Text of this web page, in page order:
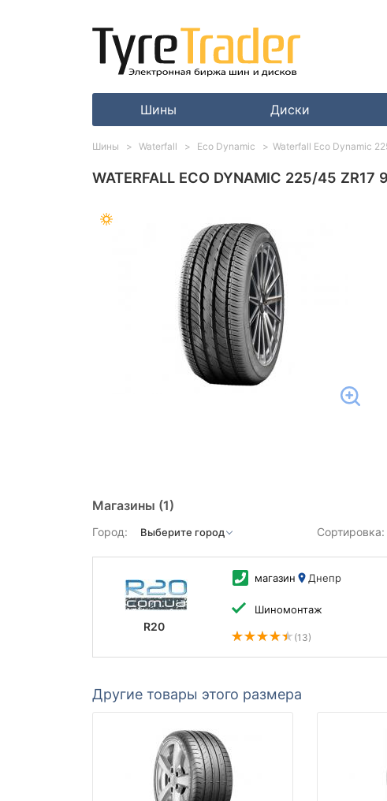
Шины Диски
WATERFALL ECO DYNAMIC 225/45 ZR17
Магазины (1)
Город: Сортировка:
R20
магазин Днепр
Шиномонтаж
(13)
Другие товары этого размера
Шины Waterfall Eco Dynamic Waterfall Eco Dynamic